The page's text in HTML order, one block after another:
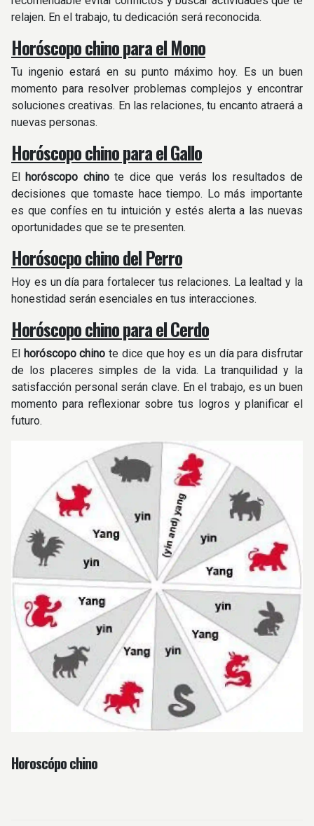
relajen. En el trabajo, tu dedicación será reconocida.
Horóscopo chino para el Mono
Tu ingenio estará en su punto máximo hoy. Es un buen
momento para resolver problemas complejos y encontrar
soluciones creativas. En las relaciones, tu encanto atraerá a
nuevas personas.
Horóscopo chino para el Gallo
El horóscopo chinote dice que verás los resultados de
decisiones que tomaste hace tiempo. Lo más importante
es que confíes en tu intuición y estés alerta a las nuevas
oportunidades que se te presenten.
Horósocpo chino del Perro
Hoy es un día para fortalecer tus relaciones. La lealtad y la
honestidad serán esenciales en tus interacciones.
Horóscopo chino para el Cerdo
El horóscopo chino te dice que hoy es un día para disfrutar
de los placeres simples de la vida. La tranquilidad y la
satisfacción personal serán clave. En el trabajo, es un buen
momento para reflexionar sobre tus logros y planificar el
futuro.
Horoscópo chino